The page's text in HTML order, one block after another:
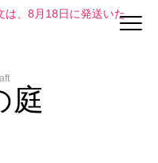
は、8月18日に発送いた
庭